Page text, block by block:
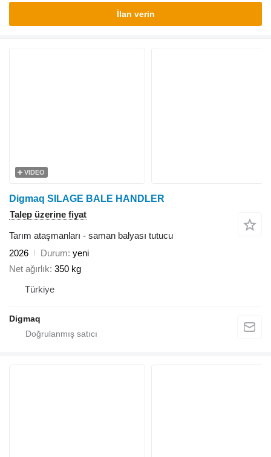
İlan verin
VIDEO
Digmaq SILAGE BALE HANDLER
Talep üzerine fiyat
Tarım ataşmanları - saman balyası tutucu
2026
Durum yeni
Net ağırlık 350 kg
Türkiye
Digmaq